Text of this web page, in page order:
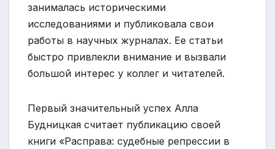
занималась историческими
исследованиями и публиковала свои
работы в научных журналах. Ее статьи
быстро привлекли внимание и вызвали
большой интерес у коллег и читателей.
Первый значительный успех Алла
Будницкая считает публикацию своей
книги «Расправа: судебные репрессии в